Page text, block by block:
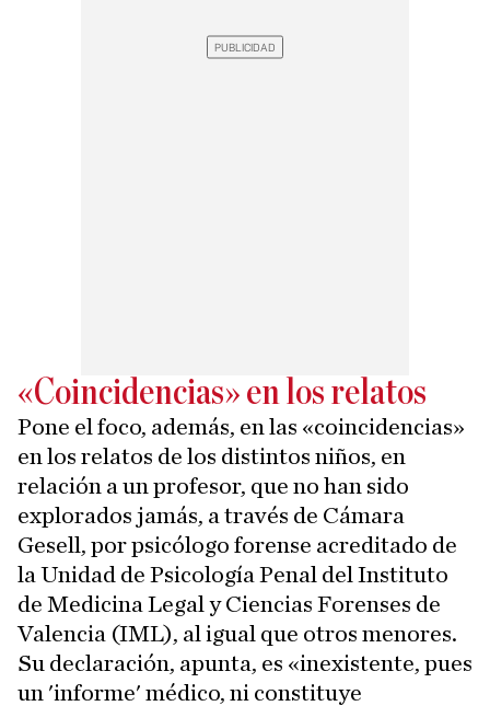
«Coincidencias» en los relatos
Pone el foco, además, en las «coincidencias»
en los relatos de los distintos niños, en
relación a un profesor, que no han sido
explorados jamás, a través de Cámara
Gesell, por psicólogo forense acreditado de
la Unidad de Psicología Penal del Instituto
de Medicina Legal y Ciencias Forenses de
Valencia (IML), al igual que otros menores.
Su declaración, apunta, es «inexistente, pues
un 'informe' médico, ni constituye